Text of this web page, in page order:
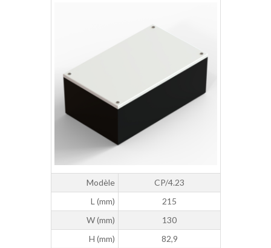
Modèle
CP/4.23
L (mm)
215
W (mm)
130
H (mm)
82,9